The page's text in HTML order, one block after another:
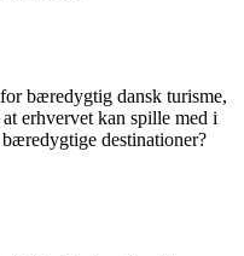
bæredygtig dansk turisme,
erhvervet kan spille med i
destinationer?